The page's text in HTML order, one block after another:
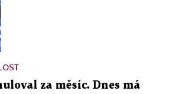
za měsíc. Dnes má